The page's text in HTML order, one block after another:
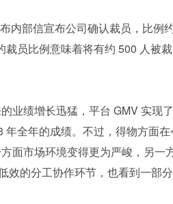
内部信宣布公司确认裁员，比例
员比例意味着将有约 500 人被
业绩增长迅猛，平台 GMV 实现
年全年的成绩。不过，得物方面
面市场环境变得更为严峻，另
效的分工协作环节，也看到一部